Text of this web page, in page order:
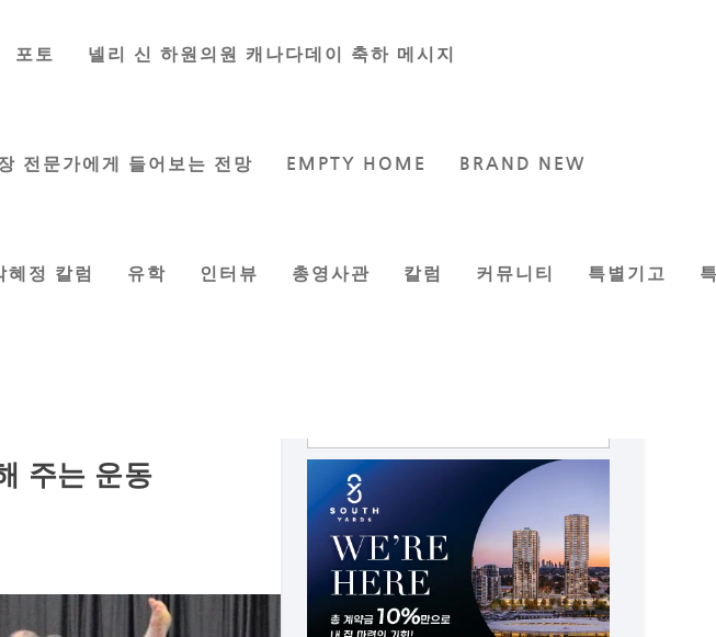
포토 넬리 신 하원의원 캐나다데이 축하 메시지
전문가에게 들어보는 전망 EMPTY HOME BRAND NEW
혜정 칼럼 유학 인터뷰 총영사관 칼럼 커뮤니티 특별기고
주는 운동